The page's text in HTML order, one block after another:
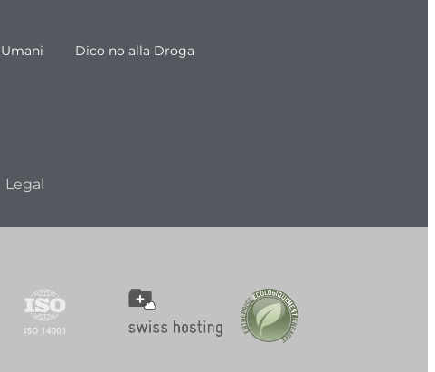
Dico no alla Droga
Legal